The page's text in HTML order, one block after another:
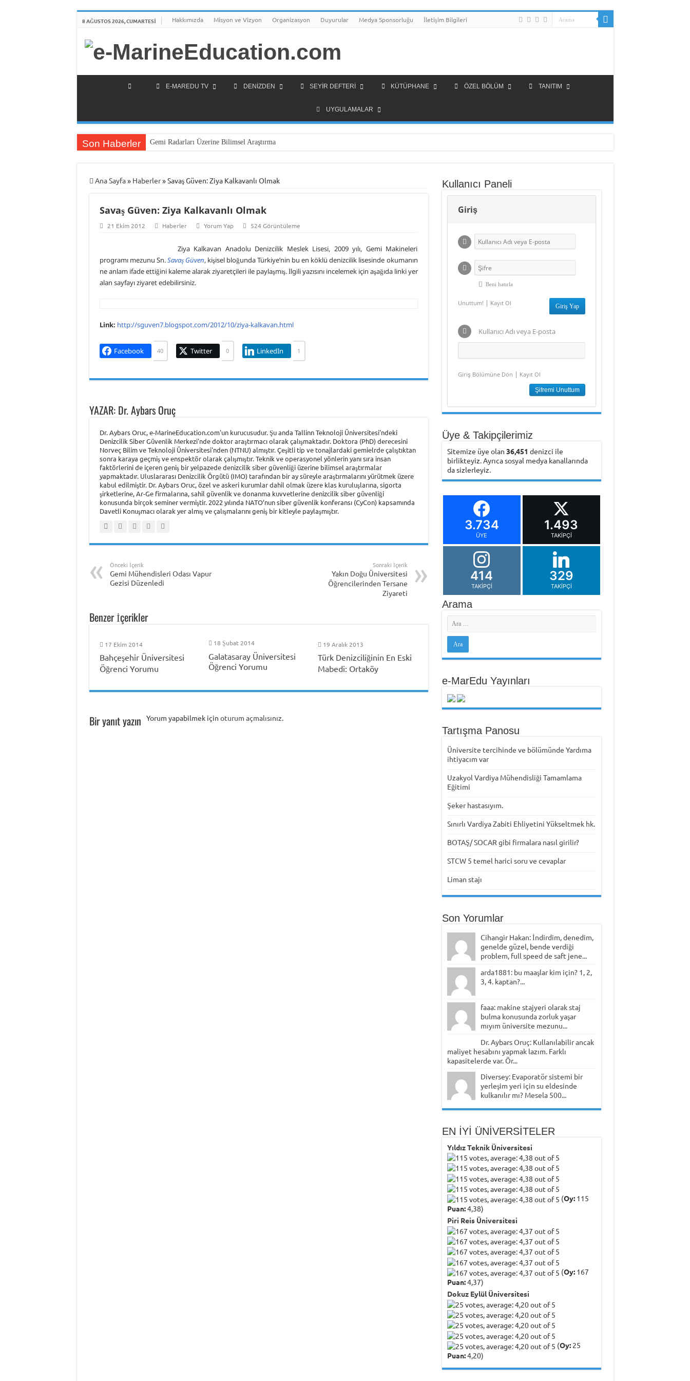
8 AĞUSTOS 2026, CUMARTESI Hakkımızda Misyon ve Vizyon Organizasyon Duyurular Medya Sponsorluğu İletişim Bilgileri
E-MAREDU TV DENIZDEN SEYIR DEFTERI KÜTÜPHANE ÖZEL BÖLÜM TANITIM
UYGULAMALAR
Son Haberler Gemi Radarları Üzerine Bilimsel Araştırma
DARGEB-Denizci Gönüllülerden Gemi İnsanlarına Mesaj Var!
MINE-EMI Projesi ile Ortak Yüksek Lisans Programı Geliştirme Çalışmaları
Piri Reis Üniversitesi’nin Karadeniz Ülkeleri için “Ortak Yüksek Lisans Programı” Projesi
DARGEB’ten, Deniz’den Fotoğraf Sergisi
Ana Sayfa» Haberler»Savaş Güven: Ziya Kalkavanlı Olmak
Savaş Güven: Ziya Kalkavanlı Olmak
21 Ekim 2012 Haberler Yorum Yap 524 Görüntüleme
Ziya Kalkavan Anadolu Denizcilik Meslek Lisesi, 2009 yılı, Gemi Makineleri
programı mezunu Sn.Savaş Güven, kişisel bloğunda Türkiye’nin bu en köklü denizcilik lisesinde okumanın
ne anlam ifade ettiğini kaleme alarak ziyaretçileri ile paylaşmış. İlgili yazısını incelemek için aşağıda linki yer
alan sayfayı ziyaret edebilirsiniz.
Link: http://sguven7.blogspot.com/2012/10/ziya-kalkavan.html
Facebook 40 Twitter 0 LinkedIn 1
YAZAR: Dr. Aybars Oruç
Dr. Aybars Oruc, e-MarineEducation.com'un kurucusudur. Şu anda Tallinn Teknoloji Üniversitesi'ndeki
Denizcilik Siber Güvenlik Merkezi'nde doktor araştırmacı olarak çalışmaktadır. Doktora (PhD) derecesini
Norveç Bilim ve Teknoloji Üniversitesi'nden (NTNU) almıştır. Çeşitli tip ve tonajlardaki gemielrde çalıştıktan
sonra karaya geçmiş ve enspektör olarak çalışmıştır. Teknik ve operasyonel yönlerin yanı sıra insan
faktörlerini de içeren geniş bir yelpazede denizcilik siber güvenliği üzerine bilimsel araştırmalar
yapmaktadır. Uluslararası Denizcilik Örgütü (IMO) tarafından bir ay süreyle araştırmalarını yürütmek üzere
kabul edilmiştir. Dr. Aybars Oruc, özel ve askeri kurumlar dahil olmak üzere klas kuruluşlarına, sigorta
şirketlerine, Ar-Ge firmalarına, sahil güvenlik ve donanma kuvvetlerine denizcilik siber güvenliği
konusunda birçok seminer vermiştir. 2022 yılında NATO’nun siber güvenlik konferansı (CyCon) kapsamında
Davetli Konuşmacı olarak yer almış ve çalışmalarını geniş bir kitleyle paylaşmıştır.
Önceki İçerik
Gemi Mühendisleri Odası Vapur
Gezisi Düzenledi
Sonraki İçerik
Yakın Doğu Üniversitesi
Öğrencilerinden Tersane
Ziyareti
Benzer İçerikler
17 Ekim 2014
Bahçeşehir Üniversitesi
Öğrenci Yorumu
18 Şubat 2014
Galatasaray Üniversitesi
Öğrenci Yorumu
19 Aralık 2013
Türk Denizciliğinin En Eski
Mabedi: Ortaköy
Bir yanıt yazın Yorum yapabilmek için oturum açmalısınız.
Kullanıcı Paneli
Giriş
Beni hatırla
Unuttum! | Kayıt Ol
Kullanıcı Adı veya E-posta
Giriş Bölümüne Dön | Kayıt Ol
Üye & Takipçilerimiz
Sitemize üye olan 36,451 denizci ile
birlikteyiz. Ayrıca sosyal medya kanallarında
da sizlerleyiz.
3.734
ÜYE
1.493
TAKIPÇI
414
TAKIPÇI
329
TAKIPÇI
Arama
e-MarEdu Yayınları
Tartışma Panosu
Üniversite tercihinde ve bölümünde Yardıma
ihtiyacım var
Uzakyol Vardiya Mühendisliği Tamamlama
Eğitimi
Şeker hastasıyım.
Sınırlı Vardiya Zabiti Ehliyetini Yükseltmek hk.
BOTAŞ/ SOCAR gibi firmalara nasıl girilir?
STCW 5 temel harici soru ve cevaplar
Liman stajı
Son Yorumlar
Cihangir Hakan: İndirdim, denedim,
genelde güzel, bende verdiği
problem, full speed de saft jene...
arda1881: bu maaşlar kim için? 1, 2,
3, 4. kaptan?...
faaa: makine stajyeri olarak staj
bulma konusunda zorluk yaşar
mıyım üniversite mezunu...
Dr. Aybars Oruç: Kullanılabilir ancak
maliyet hesabını yapmak lazım. Farklı
kapasitelerde var. Ör...
Diversey: Evaporatör sistemi bir
yerleşim yeri için su eldesinde
kulkanılır mı? Mesela 500...
EN İYİ ÜNİVERSİTELER
Yıldız Teknik Üniversitesi
(Oy:115
Puan:4,38)
Piri Reis Üniversitesi
(Oy:167
Puan:4,37)
Dokuz Eylül Üniversitesi
(Oy:25
Puan:4,20)